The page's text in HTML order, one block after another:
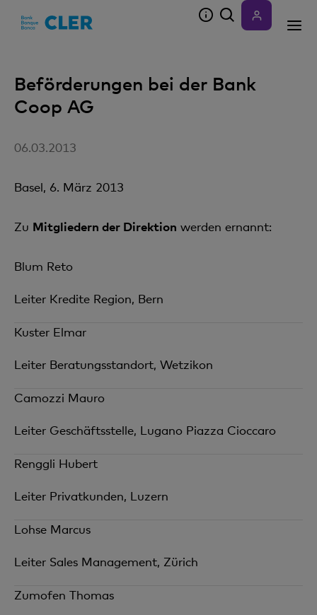
Beförderungen bei der Bank
Coop AG
06.03.2013
Basel, 6. März 2013
Zu Mitgliedern der Direktion werden ernannt:
Blum Reto
Leiter Kredite Region, Bern
Kuster Elmar
Leiter Beratungsstandort, Wetzikon
Camozzi Mauro
Leiter Geschäftsstelle, Lugano Piazza Cioccaro
Renggli Hubert
Leiter Privatkunden, Luzern
Lohse Marcus
Leiter Sales Management, Zürich
Zumofen Thomas